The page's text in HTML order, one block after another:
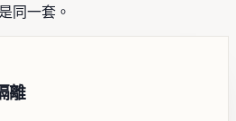
同一套。
離